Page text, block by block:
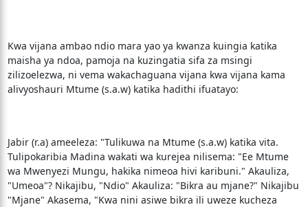
Kwa vijana ambao ndio mara yao ya kwanza kuingia katika
maisha ya ndoa, pamoja na kuzingatia sifa za msingi
zilizoelezwa, ni vema wakachaguana vijana kwa vijana kama
alivyoshauri Mtume (s.a.w) katika hadithi ifuatayo:
Jabir (r.a) ameeleza: "Tulikuwa na Mtume (s.a.w) katika vita.
Tulipokaribia Madina wakati wa kurejea nilisema: "Ee Mtume
wa Mwenyezi Mungu, hakika nimeoa hivi karibuni." Akauliza,
"Umeoa"? Nikajibu, "Ndio" Akauliza: "Bikra au mjane?" Nikajibu
"Mjane" Akasema, "Kwa nini asiwe bikra ili uweze kucheza